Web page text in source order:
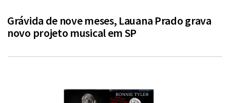
Grávida de nove meses, Lauana Prado grava
novo projeto musical em SP